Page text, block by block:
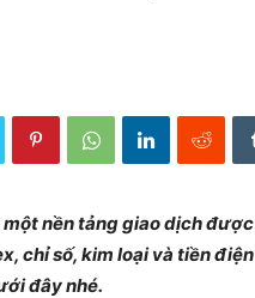
một nền tảng giao dịch
chỉ số, kim loại và tiền
đây nhé.